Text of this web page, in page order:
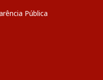
Pública